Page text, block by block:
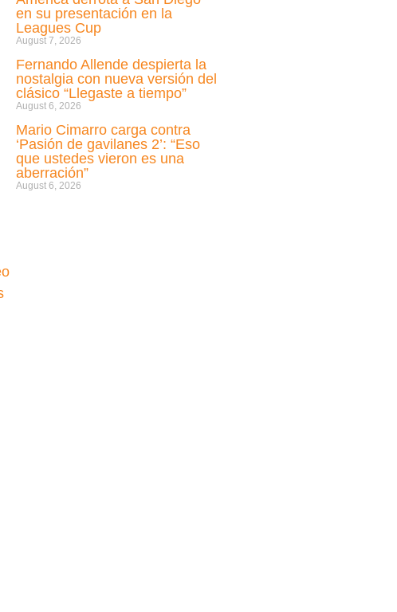
en su presentación en la
Leagues Cup
August 7, 2026
Fernando Allende despierta la
nostalgia con nueva versión del
clásico “Llegaste a tiempo”
August 6, 2026
Mario Cimarro carga contra
‘Pasión de gavilanes 2’: “Eso
que ustedes vieron es una
aberración”
August 6, 2026